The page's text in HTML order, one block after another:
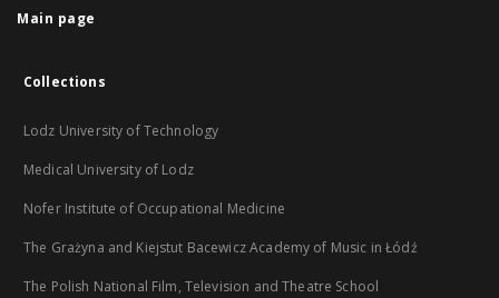
Main page
Collections
Lodz University of Technology
Medical University of Lodz
Nofer Institute of Occupational Medicine
The Grażyna and Kiejstut Bacewicz Academy of Music in Łódź
The Polish National Film, Television and Theatre School